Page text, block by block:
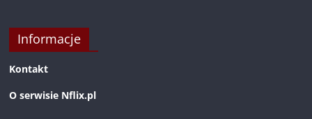
Informacje
Kontakt
O serwisie Nflix.pl